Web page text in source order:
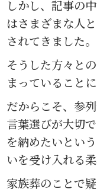
しかし、記事の
はさまざまな人
されてきました。
そうした方々と
まっていること
だからこそ、参
言葉選びが大切
を納めたいとい
いを受け入れる
家族葬のことで